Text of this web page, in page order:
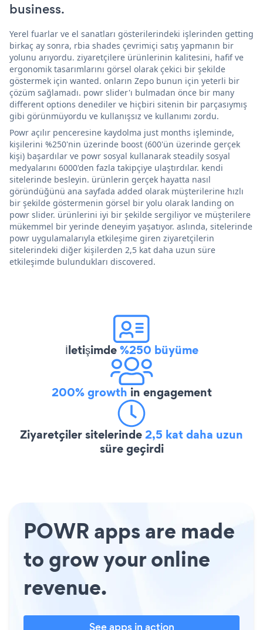
business.
Yerel fuarlar ve el sanatları gösterilerindeki işlerinden getting
birkaç ay sonra, rbia shades çevrimiçi satış yapmanın bir
yolunu arıyordu. ziyaretçilere ürünlerinin kalitesini, hafif ve
ergonomik tasarımlarını görsel olarak çekici bir şekilde
göstermek için wanted. onların Zepo bunun için yeterli bir
çözüm sağlamadı. powr slider'ı bulmadan önce bir many
different options denediler ve hiçbiri sitenin bir parçasıymış
gibi görünmüyordu ve kullanışsız ve kullanımı zordu.
Powr açılır penceresine kaydolma just months işleminde,
kişilerini %250'nin üzerinde boost (600'ün üzerinde gerçek
kişi) başardılar ve powr sosyal kullanarak steadily sosyal
medyalarını 6000'den fazla takipçiye ulaştırdılar. kendi
sitelerinde besleyin. ürünlerin gerçek hayatta nasıl
göründüğünü ana sayfada added olarak müşterilerine hızlı
bir şekilde göstermenin görsel bir yolu olarak landing on
powr slider. ürünlerini iyi bir şekilde sergiliyor ve müşterilere
mükemmel bir yerinde deneyim yaşatıyor. aslında, sitelerinde
powr uygulamalarıyla etkileşime giren ziyaretçilerin
sitelerindeki diğer kişilerden 2,5 kat daha uzun süre
etkileşimde bulundukları discovered.
İletişimde%250 büyüme
200% growth in engagement
Ziyaretçiler sitelerinde2,5 kat daha uzun
süre geçirdi
POWR apps are made
to grow your online
revenue.
See apps in action